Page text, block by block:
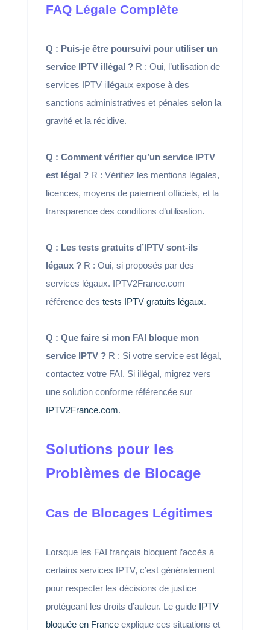
FAQ Légale Complète
Q : Puis-je être poursuivi pour utiliser un
service IPTV illégal ?R : Oui, l’utilisation de
services IPTV illégaux expose à des
sanctions administratives et pénales selon la
gravité et la récidive.
Q : Comment vérifier qu’un service IPTV
est légal ?R : Vérifiez les mentions légales,
licences, moyens de paiement officiels, et la
transparence des conditions d’utilisation.
Q : Les tests gratuits d’IPTV sont-ils
légaux ?R : Oui, si proposés par des
services légaux. IPTV2France.com
référence des tests IPTV gratuits légaux.
Q : Que faire si mon FAI bloque mon
service IPTV ?R : Si votre service est légal,
contactez votre FAI. Si illégal, migrez vers
une solution conforme référencée sur
IPTV2France.com.
Solutions pour les
Problèmes de Blocage
Cas de Blocages Légitimes
Lorsque les FAI français bloquent l’accès à
certains services IPTV, c’est généralement
pour respecter les décisions de justice
protégeant les droits d’auteur. Le guide IPTV
bloquée en Franceexplique ces situations et